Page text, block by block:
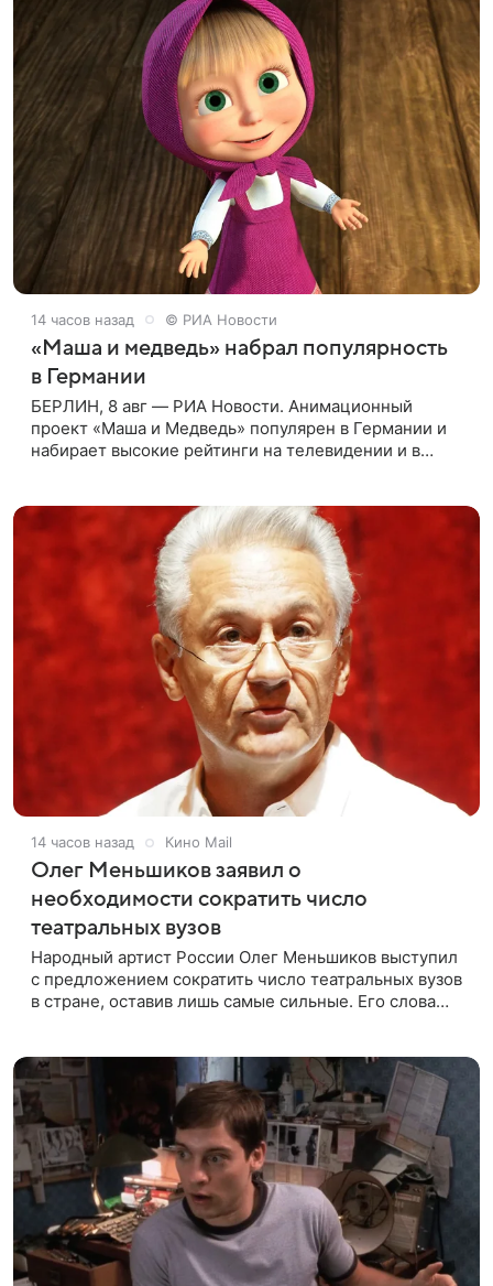
14 часов назад © РИА Новости
«Маша и медведь» набрал популярность
в Германии
БЕРЛИН, 8 авг — РИА Новости. Анимационный
проект «Маша и Медведь» популярен в Германии и
набирает высокие рейтинги на телевидении и в
14 часов назад Кино Mail
Олег Меньшиков заявил о
необходимости сократить число
театральных вузов
Народный артист России Олег Меньшиков выступил
с предложением сократить число театральных вузов
в стране, оставив лишь самые сильные. Его слова